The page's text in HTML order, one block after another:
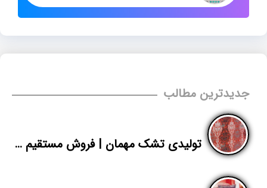
جدیدترین مطالب
تولیدی تشک مهمان | فروش مستقیم تشک ارزان | پاندا